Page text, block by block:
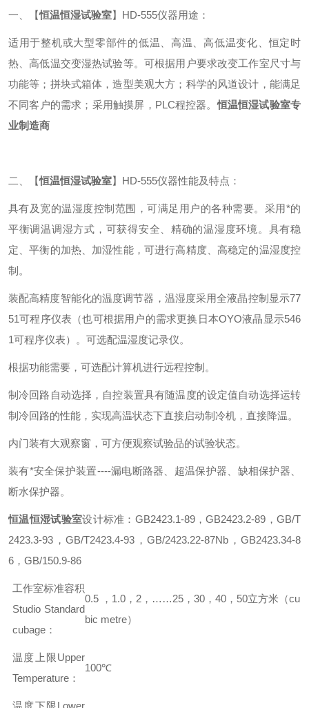
一、【恒温恒湿试验室】HD-555仪器用途：
适用于整机或大型零部件的低温、高温、高低温变化、恒定时
热、高低温交变湿热试验等。可根据用户要求改变工作室尺寸与
功能等；拼块式箱体，造型美观大方；科学的风道设计，能满足
不同客户的需求；采用触摸屏，PLC程控器。恒温恒湿试验室专
业制造商
二、【恒温恒湿试验室】HD-555仪器性能及特点：
具有及宽的温湿度控制范围，可满足用户的各种需要。采用*的
平衡调温调湿方式，可获得安全、精确的温湿度环境。具有稳
定、平衡的加热、加湿性能，可进行高精度、高稳定的温湿度控
制。
装配高精度智能化的温度调节器，温湿度采用全液晶控制显示77
51可程序仪表（也可根据用户的需求更换日本OYO液晶显示546
1可程序仪表）。可选配温湿度记录仪。
根据功能需要，可选配计算机进行远程控制。
制冷回路自动选择，自控装置具有随温度的设定值自动选择运转
制冷回路的性能，实现高温状态下直接启动制冷机，直接降温。
内门装有大观察窗，可方便观察试验品的试验状态。
装有*安全保护装置----漏电断路器、超温保护器、缺相保护器、
断水保护器。
恒温恒湿试验室设计标准：GB2423.1-89，GB2423.2-89，GB/T
2423.3-93，GB/T2423.4-93，GB/2423.22-87Nb，GB2423.34-8
6，GB/150.9-86
工作室标准容积
Studio Standard
cubage：
0.5 ，1.0，2，……25，30，40，50立方米（cu
bic metre）
温度上限Upper
Temperature：
100℃
温度下限Lower